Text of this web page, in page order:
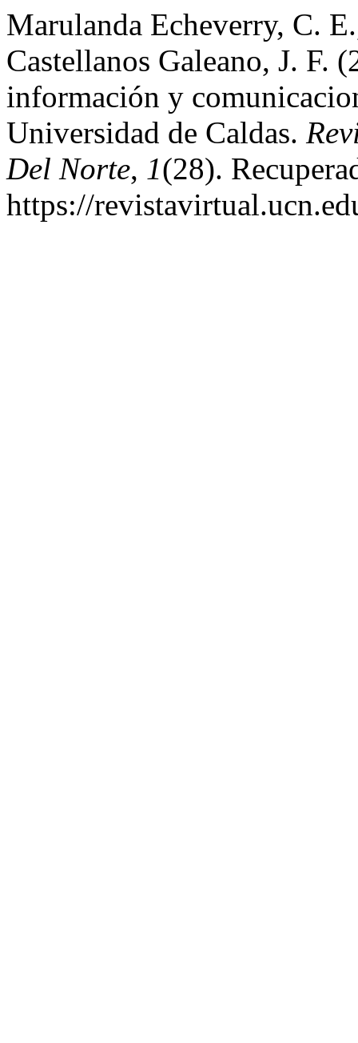
Marulanda Echeverry, C.
Castellanos Galeano, J. F.
información y
Universidad de Caldas.
Del Norte, 1(28).
https://